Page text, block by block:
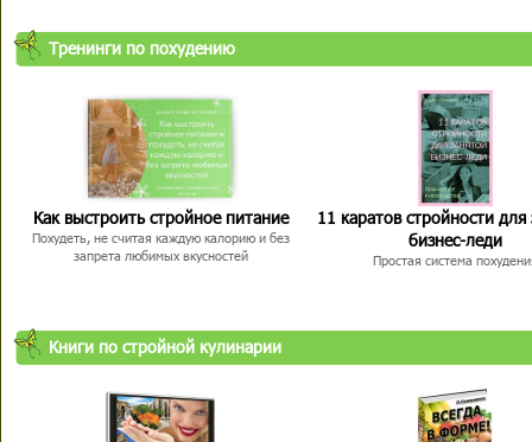
Тренинги по похудению
Как выстроить стройное питание
Похудеть, не считая каждую калорию и без
запрета любимых вкусностей
11 каратов стройности для
бизнес-леди
Простая система
Книги по стройной кулинарии